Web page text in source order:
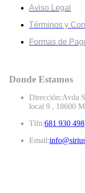
Aviso Legal
Términos y
Formas de
Donde Estamos
Tlfn:681 930 498
Email:
Dirección:Avda
local 9 , 18600